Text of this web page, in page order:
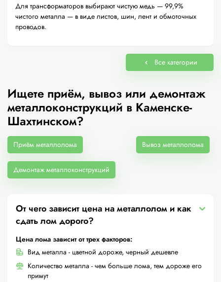
Для трансформаторов выбирают чистую медь — 99,9%
чистого металла — в виде листов, шин, лент и обмоточных
проводов.
Все категории
Ищете приём, вывоз или демонтаж
металлоконструкций в Каменске-
Шахтинском?
Приём металлолома Вывоз металлолома
Демонтаж металлоконструкций
От чего зависит цена на металлолом и как
сдать лом дорого?
Цена лома зависит от трех факторов:
Вид металла - цветной дороже, черный дешевле
Количество металла - чем больше лома, тем дороже его
примут